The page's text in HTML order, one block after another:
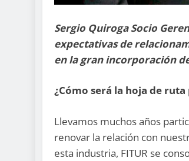
Sergio Quiroga Socio
expectativas de
en la gran incorporación
¿Cómo será la hoja de
Llevamos muchos años
renovar la relación con
esta industria, FITUR se